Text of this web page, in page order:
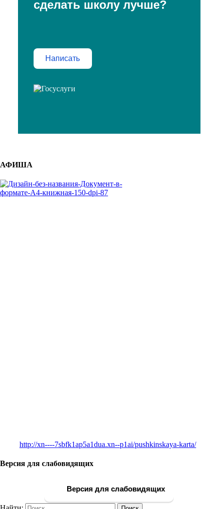
сделать школу лучше?
Написать
АФИША
http://xn----7sbfk1ap5a1dua.xn--p1ai/pushkinskaya-karta/
Версия для слабовидящих
Версия для слабовидящих